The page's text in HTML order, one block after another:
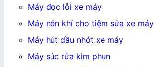
Máy đọc lỗi xe máy
Máy nén khí cho tiệm sửa xe máy
Máy hút dầu nhớt xe máy
Máy súc rửa kim phun